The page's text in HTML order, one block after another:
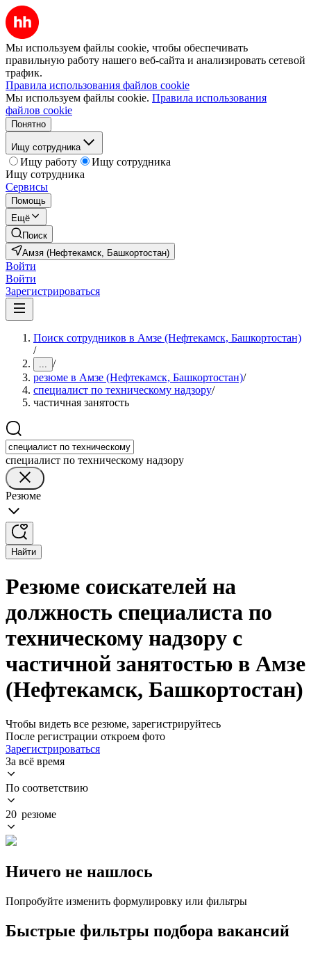
Мы используем файлы cookie, чтобы обеспечивать
правильную работу нашего веб-сайта и анализировать сетевой
трафик.
Правила использования файлов cookie
Мы используем файлы cookie. Правила использования
файлов cookie
Понятно
Ищу сотрудника
Ищу работу
Ищу сотрудника
Ищу сотрудника
Сервисы
Помощь
Ещё
Поиск
Амзя (Нефтекамск, Башкортостан)
Войти
Войти
Зарегистрироваться
Поиск сотрудников в Амзе (Нефтекамск, Башкортостан)
/
... /
резюме в Амзе (Нефтекамск, Башкортостан)/
специалист по техническому надзору/
частичная занятость
специалист по техническому надзору
Резюме
Найти
Резюме соискателей на
должность специалиста по
техническому надзору с
частичной занятостью в Амзе
(Нефтекамск, Башкортостан)
Чтобы видеть все резюме, зарегистрируйтесь
После регистрации откроем фото
Зарегистрироваться
За всё время
По соответствию
20 резюме
Ничего не нашлось
Попробуйте изменить формулировку или фильтры
Быстрые фильтры подбора вакансий